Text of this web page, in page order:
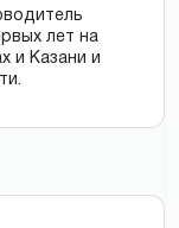
лет на
и Казани и